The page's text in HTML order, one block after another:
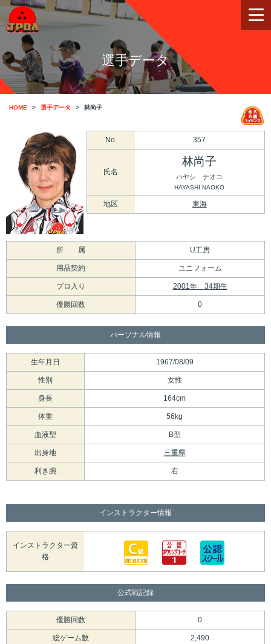
選手データ
HOME 選手データ 林尚子
No. 357
氏名
林尚子
ハヤシ ナオコ
HAYASHI NAOKO
地区 東海
所 属 U工房
用品契約 ユニフォーム
プロ入り 2001年 34期生
優勝回数 0
パーソナル情報
生年月日 1967/08/09
性別 女性
身長 164cm
体重 56kg
血液型 B型
出身地 三重県
利き腕 右
インストラクター情報
インストラクター資
格
公式戦記録
優勝回数 0
総ゲーム数 2,490